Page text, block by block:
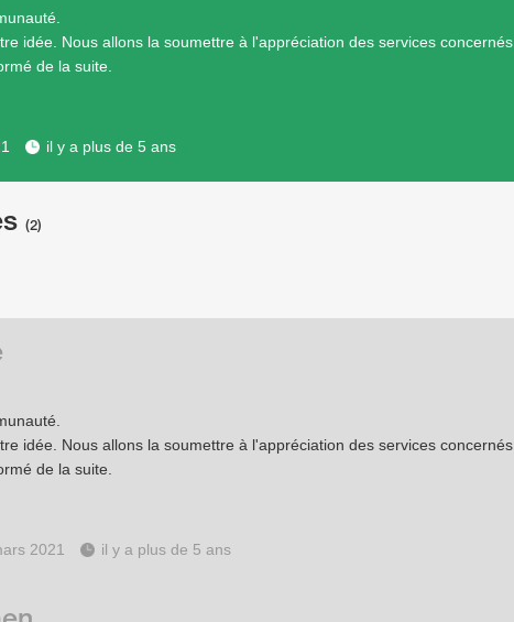
idée. Nous allons la soumettre à l'appréciation des services concernés.
de la suite.
il y a plus de 5 ans
(2)
idée. Nous allons la soumettre à l'appréciation des services concernés.
de la suite.
2021 il y a plus de 5 ans